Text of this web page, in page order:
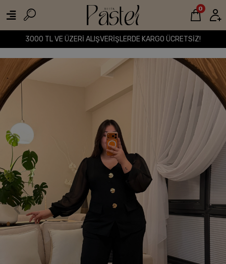
3000 TL VE ÜZERİ ALIŞVERİŞLERDE KARGO ÜCRETSİZ!
0